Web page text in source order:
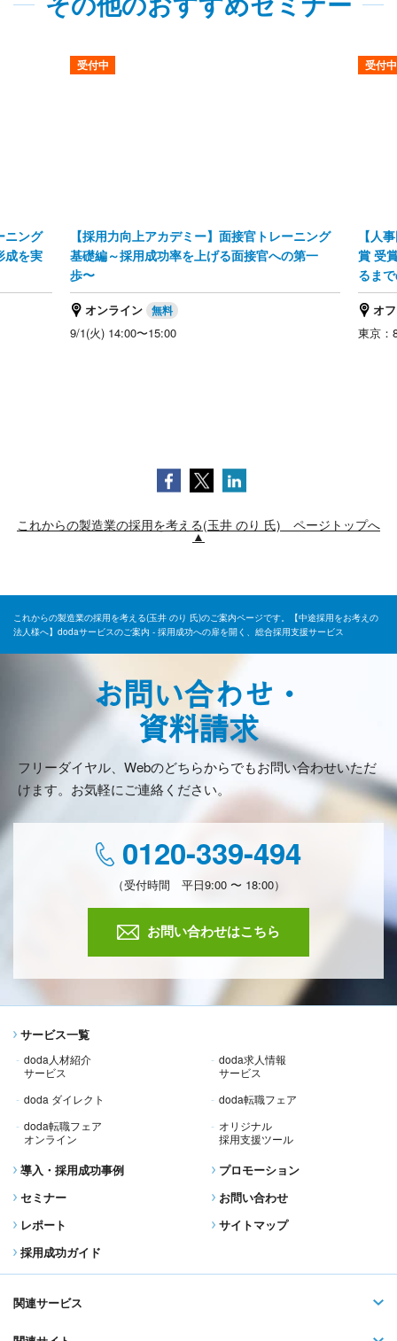
ニング
成を実
受付中
【採用力向上アカデミー】面接官トレーニング
基礎編～採用成功率を上げる面接官への第一
歩〜
オンライン
9/1(火) 14:00〜15:00
受付中
【人
賞 受
るま
オ
東京：
これからの製造業の採用を考える(玉井 のり 氏) ページトップへ
▲
これからの製造業の採用を考える(玉井 のり 氏)のご案内ページです。【中途採用をお考えの
法人様へ】dodaサービスのご案内 - 採用成功への扉を開く、総合採用支援サービス
お問い合わせ・
資料請求
フリーダイヤル、Webのどちらからでもお問い合わせいただ
けます。お気軽にご連絡ください。
0120-339-494
（受付時間 平日9:00 〜 18:00）
お問い合わせはこちら
サービス一覧
doda人材紹介
サービス
doda求人情報
サービス
doda ダイレクト
doda転職フェア
doda転職フェア
オンライン
オリジナル
採用支援ツール
導入・採用成功事例
セミナー
レポート
採用成功ガイド
プロモーション
お問い合わせ
サイトマップ
関連サービス